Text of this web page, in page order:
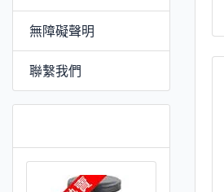
無障礙聲明
聯繫我們